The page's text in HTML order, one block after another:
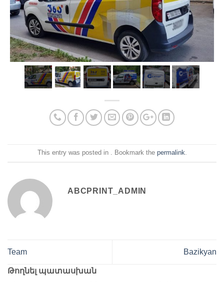
This entry was posted in . Bookmark the permalink.
ABCPRINT_ADMIN
Team Bazikyan
Թողնել պատասխան